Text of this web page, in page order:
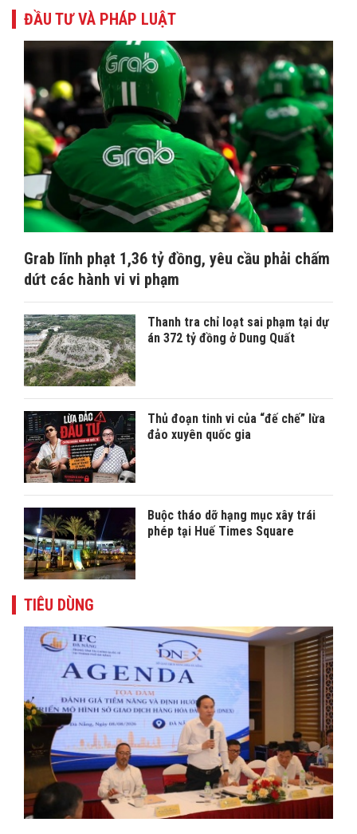
ĐẦU TƯ VÀ PHÁP LUẬT
Grab lĩnh phạt 1,36 tỷ đồng, yêu cầu phải chấm
dứt các hành vi vi phạm
Thanh tra chỉ loạt sai phạm tại dự
án 372 tỷ đồng ở Dung Quất
Thủ đoạn tinh vi của “đế chế” lừa
đảo xuyên quốc gia
Buộc tháo dỡ hạng mục xây trái
phép tại Huế Times Square
TIÊU DÙNG